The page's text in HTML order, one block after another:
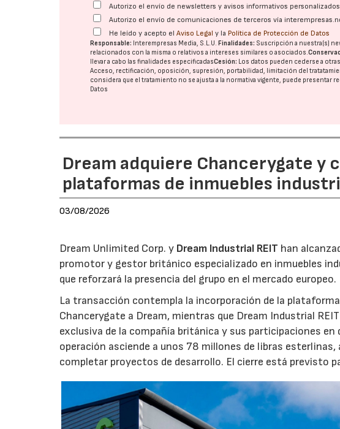
Autorizo el envío de newsletters y avisos informativos
Autorizo el envío de comunicaciones de terceros vía
He leído y acepto elAviso Legal y la Política de Protección de Datos
Responsable: Interempresas Media, S.L.U. Finalidades: Suscripción a nuestra(s)
relacionados con la misma o relativos a intereses similares o asociados.
llevar a cabo las finalidades especificadasCesión: Los datos pueden cederse a otras
Acceso, rectificación, oposición, supresión, portabilidad, limitación del
considera que el tratamiento no se ajusta a la normativa vigente, puede presentar
Datos
Dream adquiere Chancerygate y
plataformas de inmuebles
03/08/2026
Dream Unlimited Corp. y Dream Industrial REIT han
promotor y gestor británico especializado en inmuebles
que reforzará la presencia del grupo en el mercado europeo.
La transacción contempla la incorporación de la
Chancerygate a Dream, mientras que Dream Industrial
exclusiva de la compañía británica y sus participaciones
operación asciende a unos 78 millones de libras
completar proyectos de desarrollo. El cierre está previsto